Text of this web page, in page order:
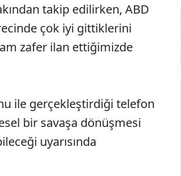
takip edilirken, ABD
çok iyi gittiklerini
zafer ilan ettiğimizde
ile gerçekleştirdiği telefon
bir savaşa dönüşmesi
uyarısında